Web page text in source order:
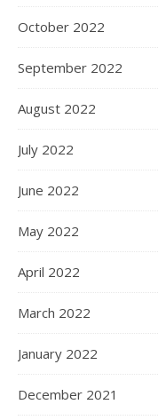
October 2022
September 2022
August 2022
July 2022
June 2022
May 2022
April 2022
March 2022
January 2022
December 2021